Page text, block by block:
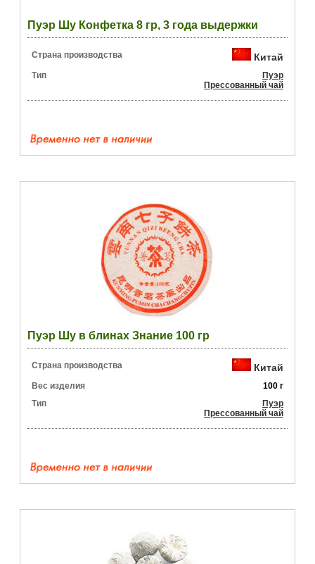
Пуэр Шу Конфетка 8 гр, 3 года выдержки
Страна производства Китай
Тип
Пуэр
Прессованный чай
Пуэр Шу в блинах Знание 100 гр
Страна производства Китай
Вес изделия
100 г
Тип
Пуэр
Прессованный чай